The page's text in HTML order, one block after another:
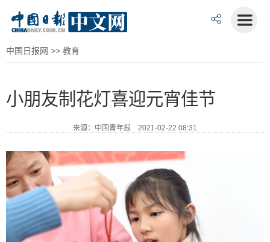
中国日报网 >> 教育
小朋友制花灯喜迎元宵佳节
来源：中国青年报 2021-02-22 08:31